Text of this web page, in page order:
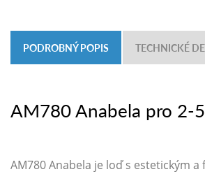
PODROBNÝ POPIS TECHNICKÉ
AM780 Anabela pro 2-
AM780 Anabela je loď s estetickým a